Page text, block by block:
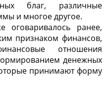
благ, различные
и многое другое.
оговаривалось ранее,
признаком финансов,
отношения
денежных
принимают форму